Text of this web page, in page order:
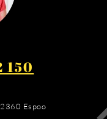
150
Espoo